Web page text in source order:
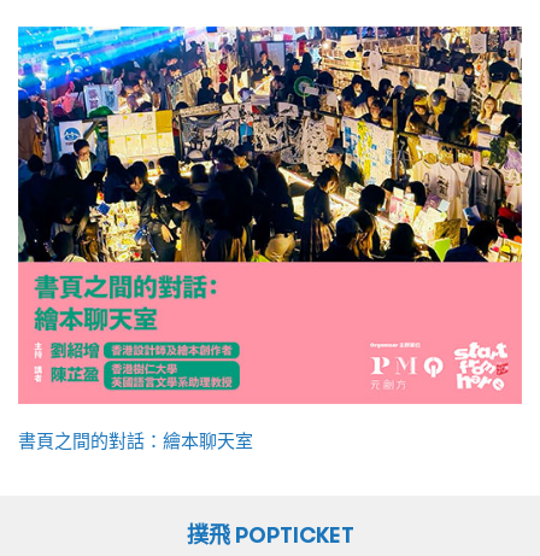
書頁之間的對話：繪本聊天室
撲飛 POPTICKET